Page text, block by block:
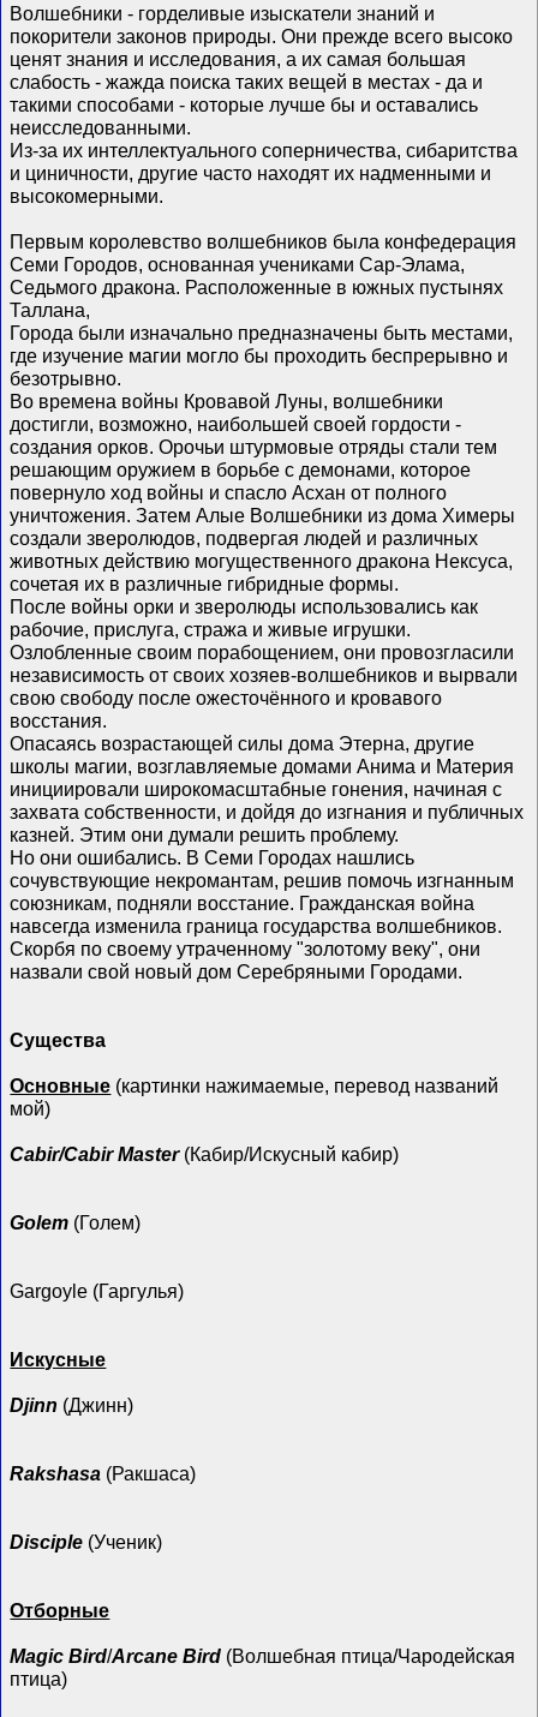
Волшебники - горделивые изыскатели знаний и
покорители законов природы. Они прежде всего высоко
ценят знания и исследования, а их самая большая
слабость - жажда поиска таких вещей в местах - да и
такими способами - которые лучше бы и оставались
неисследованными.
Из-за их интеллектуального соперничества, сибаритства
и циничности, другие часто находят их надменными и
высокомерными.
Первым королевство волшебников была конфедерация
Семи Городов, основанная учениками Сар-Элама,
Седьмого дракона. Расположенные в южных пустынях
Таллана,
Города были изначально предназначены быть местами,
где изучение магии могло бы проходить беспрерывно и
безотрывно.
Во времена войны Кровавой Луны, волшебники
достигли, возможно, наибольшей своей гордости -
создания орков. Орочьи штурмовые отряды стали тем
решающим оружием в борьбе с демонами, которое
повернуло ход войны и спасло Асхан от полного
уничтожения. Затем Алые Волшебники из дома Химеры
создали зверолюдов, подвергая людей и различных
животных действию могущественного дракона Нексуса,
сочетая их в различные гибридные формы.
После войны орки и зверолюды использовались как
рабочие, прислуга, стража и живые игрушки.
Озлобленные своим порабощением, они провозгласили
независимость от своих хозяев-волшебников и вырвали
свою свободу после ожесточённого и кровавого
восстания.
Опасаясь возрастающей силы дома Этерна, другие
школы магии, возглавляемые домами Анима и Материя
инициировали широкомасштабные гонения, начиная с
захвата собственности, и дойдя до изгнания и публичных
казней. Этим они думали решить проблему.
Но они ошибались. В Семи Городах нашлись
сочувствующие некромантам, решив помочь изгнанным
союзникам, подняли восстание. Гражданская война
навсегда изменила граница государства волшебников.
Скорбя по своему утраченному "золотому веку", они
назвали свой новый дом Серебряными Городами.
Существа
Основные (картинки нажимаемые, перевод названий
мой)
Cabir/Cabir Master(Кабир/Искусный кабир)
Golem (Голем)
Gargoyle (Гаргулья)
Искусные
Djinn (Джинн)
Rakshasa (Ракшаса)
Disciple (Ученик)
Отборные
Magic Bird/Arcane Bird (Волшебная птица/Чародейская
птица)